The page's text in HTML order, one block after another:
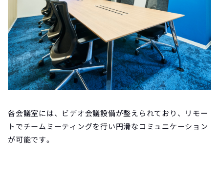
各会議室には、ビデオ会議設備が整えられており、リモー
トでチームミーティングを行い円滑なコミュニケーション
が可能です。